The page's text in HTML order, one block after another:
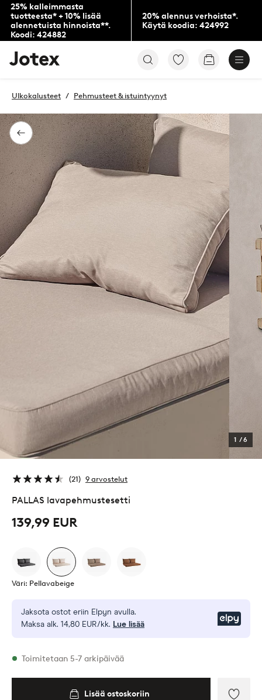
25% kalleimmasta
tuotteesta* + 10% lisää
alennetuista hinnoista**.
Koodi: 424882
20% alennus verhoista*.
Käytä koodia: 424992
Jotex-
logo
aloitussivulle
Siirry
Siirry
Takaisin
Ulkokalusteet Pehmusteet & istuintyynyt
1 /6
21 9 arvostelut
PALLAS lavapehmustesetti
139,99 EUR
Väri: Pellavabeige
Jaksota ostot eriin Elpyn avulla.
Maksa alk. 14,80 EUR/kk. Lue lisää
Varastossa
Toimitetaan 5-7 arkipäivää
Lisää ostoskoriin